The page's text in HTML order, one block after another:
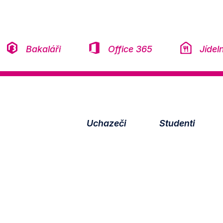
Bakaláři
Office 365
Uchazeči Studenti